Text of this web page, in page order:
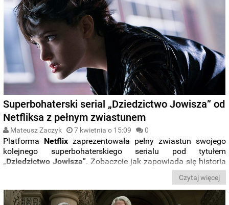
Superbohaterski serial „Dziedzictwo Jowisza” od
Netfliksa z pełnym zwiastunem
Mateusz Zaczyk 7 kwietnia o 15:09 0
Platforma Netflix zaprezentowała pełny zwiastun swojego
kolejnego superbohaterskiego serialu pod tytułem
„Dziedzictwo Jowisza”. Zobaczcie jak zapowiada się historia
Franka Quitely’ego.
Czytaj więcej